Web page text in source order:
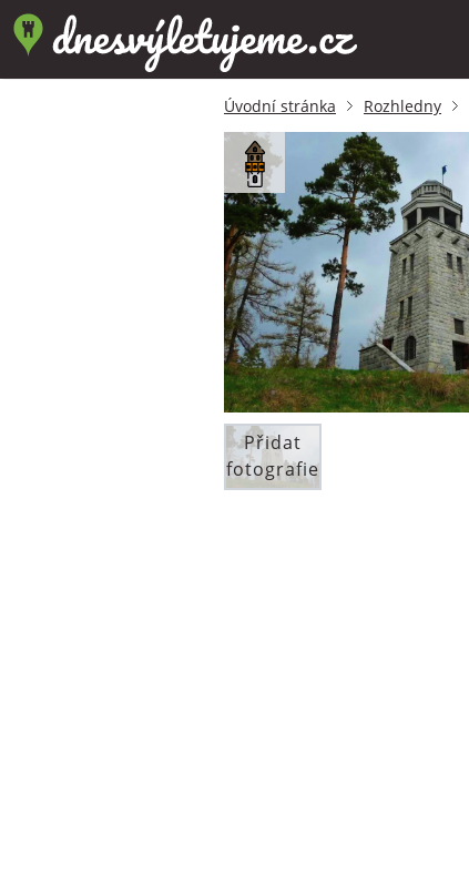
Úvodní stránka Rozhledny
Přidat
fotografie